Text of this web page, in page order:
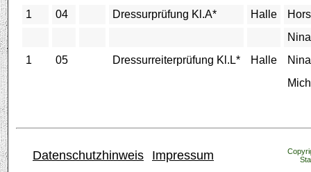
1
04 Dressurprüfung Kl.A* Halle
1
05 Dressurreiterprüfung Kl.L* Halle
Datenschutzhinweis Impressum